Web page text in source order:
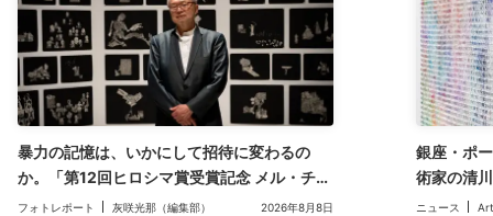
暴力の記憶は、いかにして招待に変わるの
か。「第12回ヒロシマ賞受賞記念 メル・チン
展」（広島市現代美術館）レポート
フォトレポート 灰咲光那（編集部） 2026年8月8日
銀座・ポ
術家の清
二人展「
ニュース